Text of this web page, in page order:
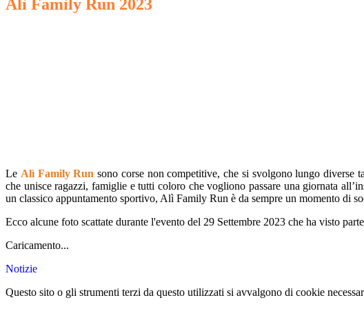
Alì Family Run 2023
Le Alì Family Run sono corse non competitive, che si svolgono lungo diverse
che unisce ragazzi, famiglie e tutti coloro che vogliono passare una giornata
un classico appuntamento sportivo, Alì Family Run è da sempre un momento di
Ecco alcune foto scattate durante l'evento del 29 Settembre 2023 che ha visto
Caricamento...
Notizie
Questo sito o gli strumenti terzi da questo utilizzati si avvalgono di cookie